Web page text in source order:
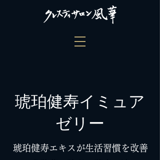
​琥珀健寿イミュア
ゼリー
琥珀健寿エキスが生活習慣を改善